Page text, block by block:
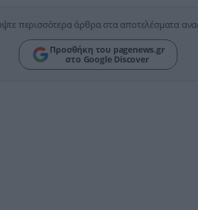
περισσότερα άρθρα στα αποτελέσματα
Προσθήκη του pagenews.gr
στο Google Discover